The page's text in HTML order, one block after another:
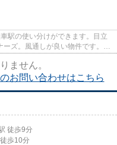
駅の使い分けができます。目立
ズ。風通しが良い物件です。こ
ません。
お問い合わせはこちら
徒歩9分
徒歩10分